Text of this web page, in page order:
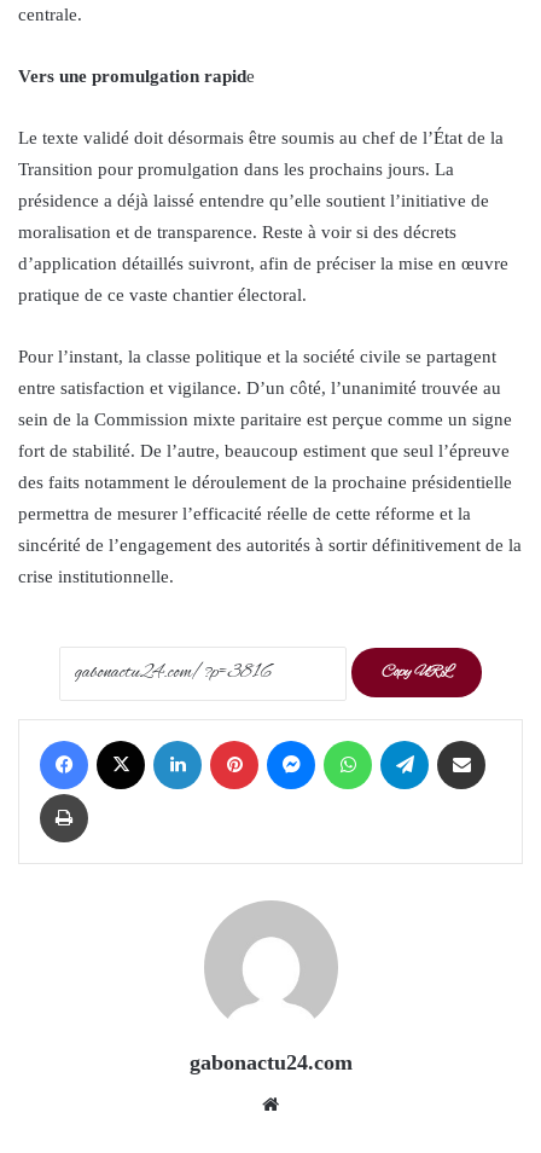
centrale.
Vers une promulgation rapide
Le texte validé doit désormais être soumis au chef de l’État de la
Transition pour promulgation dans les prochains jours. La
présidence a déjà laissé entendre qu’elle soutient l’initiative de
moralisation et de transparence. Reste à voir si des décrets
d’application détaillés suivront, afin de préciser la mise en œuvre
pratique de ce vaste chantier électoral.
Pour l’instant, la classe politique et la société civile se partagent
entre satisfaction et vigilance. D’un côté, l’unanimité trouvée au
sein de la Commission mixte paritaire est perçue comme un signe
fort de stabilité. De l’autre, beaucoup estiment que seul l’épreuve
des faits notamment le déroulement de la prochaine présidentielle
permettra de mesurer l’efficacité réelle de cette réforme et la
sincérité de l’engagement des autorités à sortir définitivement de la
crise institutionnelle.
Copy URL
Facebook LinkedIn Pinterest Messenger WhatsApp Telegram
Print
gabonactu24.com